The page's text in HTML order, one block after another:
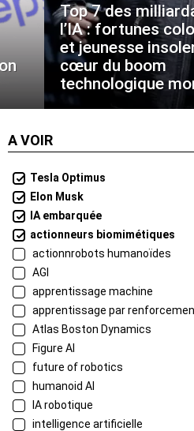
Top 7 des
l’IA : fortunes
et jeunesse
cœur du boom
technologique
A VOIR
Tesla Optimus
Elon Musk
IA embarquée
actionneurs biomimétiques
actionnrobots humanoïdes
AGI
apprentissage machine
apprentissage par
Atlas Boston Dynamics
Figure AI
future of robotics
humanoid AI
IA robotique
intelligence artificielle